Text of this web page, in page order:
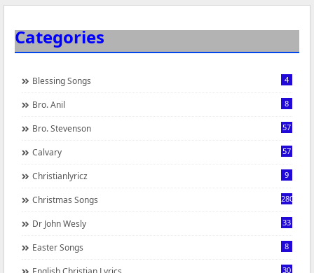
Categories
Blessing Songs 4
Bro. Anil 8
Bro. Stevenson 57
Calvary 57
Christianlyricz 9
Christmas Songs 280
Dr John Wesly 33
Easter Songs 8
30